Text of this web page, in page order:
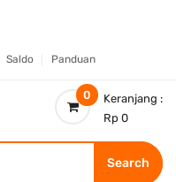
Saldo Panduan
0
Keranjang :
Rp 0
Search